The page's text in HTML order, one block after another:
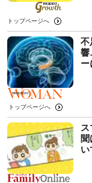
トップページへ
不
響
ー
トップページへ
い